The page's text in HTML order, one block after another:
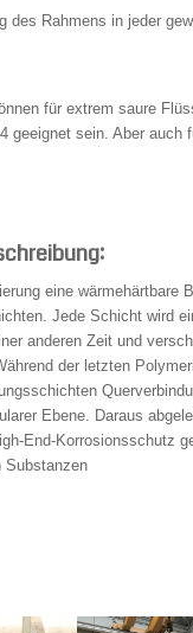
des Rahmens in jeder
für extrem saure
geeignet sein. Aber
eine wärmehärtbare
Jede Schicht wird
anderen Zeit und
der letzten
Ebene. Daraus
End-Korrosionsschutz
Substanzen